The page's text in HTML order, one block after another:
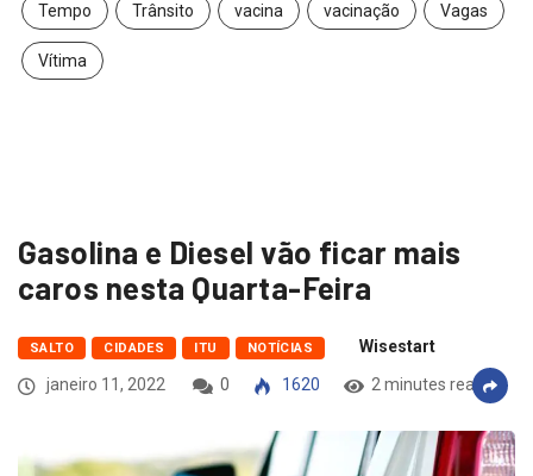
Tempo Trânsito vacina vacinação Vagas
Vítima
Gasolina e Diesel vão ficar mais
caros nesta Quarta-Feira
SALTO CIDADES ITU NOTÍCIAS
Wisestart
janeiro 11, 2022
0 1620 2 minutes read